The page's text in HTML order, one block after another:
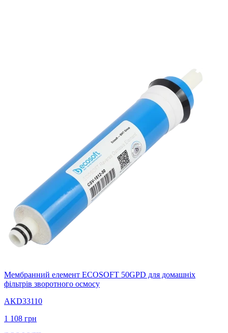
Мембранний елемент ECOSOFT 50GPD для домашніх
фільтрів зворотного осмосу
AKD33110
1 108 грн